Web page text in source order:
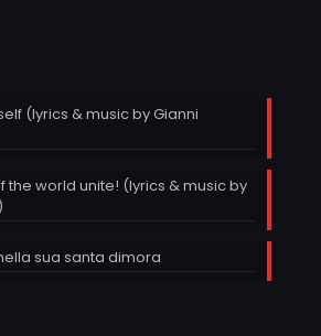
(lyrics & music by Gianni
the world unite! (lyrics & music by
sua santa dimora